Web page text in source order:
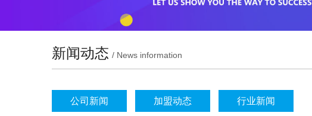
新闻动态 / News information
公司新闻 加盟动态 行业新闻